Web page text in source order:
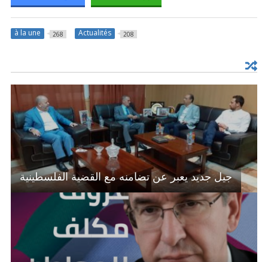
à la une 268 Actualités 208
جيل جديد يعبر عن تضامنه مع القضية الفلسطينية